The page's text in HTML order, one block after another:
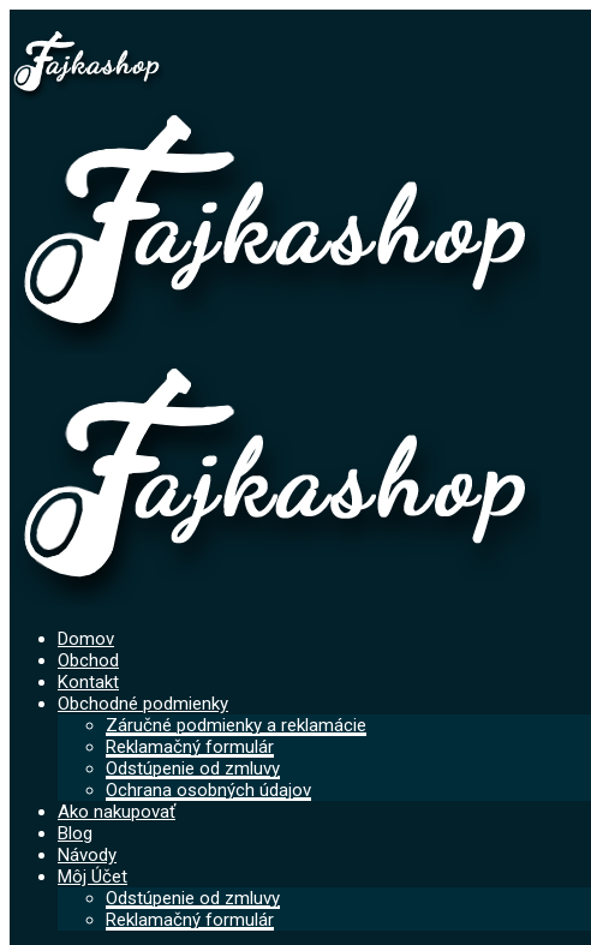
Domov
Obchod
Kontakt
Obchodné podmienky
Záručné podmienky a reklamácie
Reklamačný formulár
Odstúpenie od zmluvy
Ochrana osobných údajov
Ako nakupovať
Blog
Návody
Môj Účet
Odstúpenie od zmluvy
Reklamačný formulár